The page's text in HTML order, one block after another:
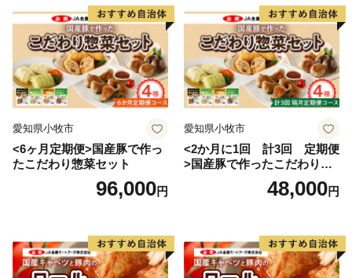
愛知県小牧市
<6ヶ月定期便>国産豚で作っ
たこだわり惣菜セット
96,000円
愛知県小牧市
<2か月に1回 計3回 定期便
>国産豚で作ったこだわり惣
48,000円